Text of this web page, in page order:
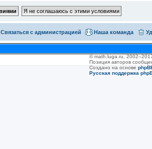
Наша команда
Связаться с администрацией
© math.luga.ru,
Позиция авторов
Создано на основе
Русская поддержка